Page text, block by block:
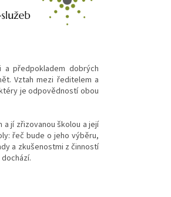
předpokladem dobrých
Vztah mezi ředitelem a
je odpovědností obou
jí zřizovanou školou a její
řeč bude o jeho výběru,
a zkušenostmi z činností